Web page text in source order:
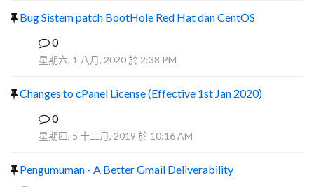
Bug Sistem patch BootHole Red Hat dan CentOS
0
星期六, 1 八月, 2020 於 2:38 PM
Changes to cPanel License (Effective 1st Jan 2020)
0
星期四, 5 十二月, 2019 於 10:16 AM
Pengumuman - A Better Gmail Deliverability